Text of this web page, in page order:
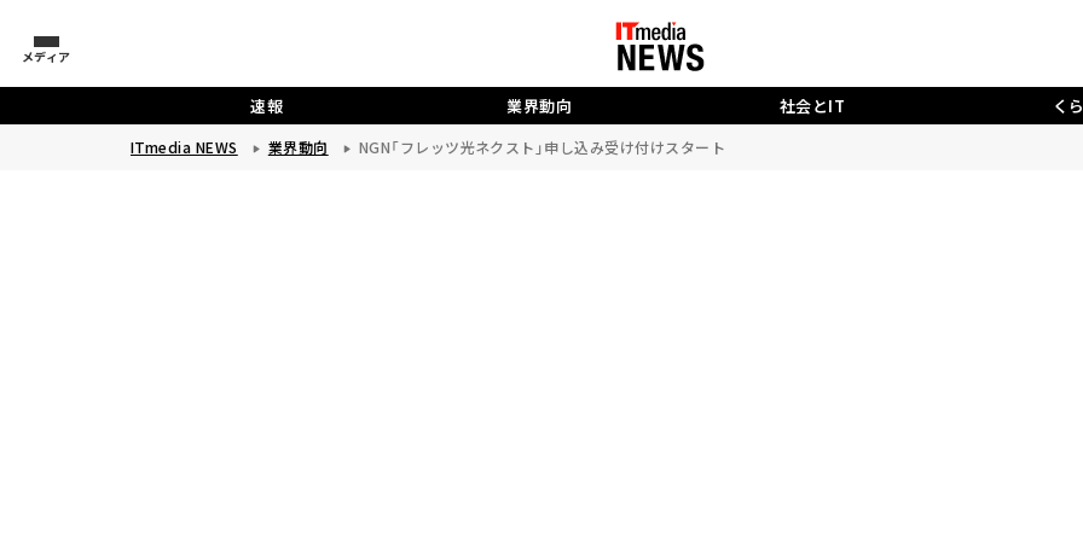
メディア
速報 業界動向 社会とIT く
ITmedia NEWS 業界動向 NGN「フレッツ光ネクスト」申し込み受け付けスタート